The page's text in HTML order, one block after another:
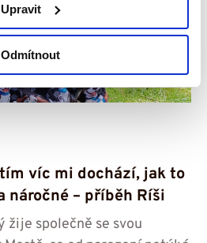
Upravit
Odmítnout
víc mi dochází, jak to
náročné – příběh Ríši
žije společně se svou